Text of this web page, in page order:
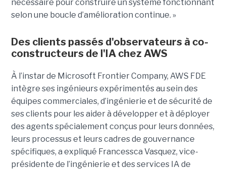
nécessaire pour construire un système fonctionnant
selon une boucle d’amélioration continue. »
Des clients passés d'observateurs à co-
constructeurs de l'IA chez AWS
À l’instar de Microsoft Frontier Company, AWS FDE
intègre ses ingénieurs expérimentés au sein des
équipes commerciales, d’ingénierie et de sécurité de
ses clients pour les aider à développer et à déployer
des agents spécialement conçus pour leurs données,
leurs processus et leurs cadres de gouvernance
spécifiques, a expliqué Francessca Vasquez, vice-
présidente de l’ingénierie et des services IA de